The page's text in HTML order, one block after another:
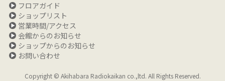
フロアガイド
ショップリスト
営業時間/アクセス
会館からのお知らせ
ショップからのお知らせ
お問い合わせ
Copyright © Akihabara Radiokaikan co.,ltd. All Rights Reserved.